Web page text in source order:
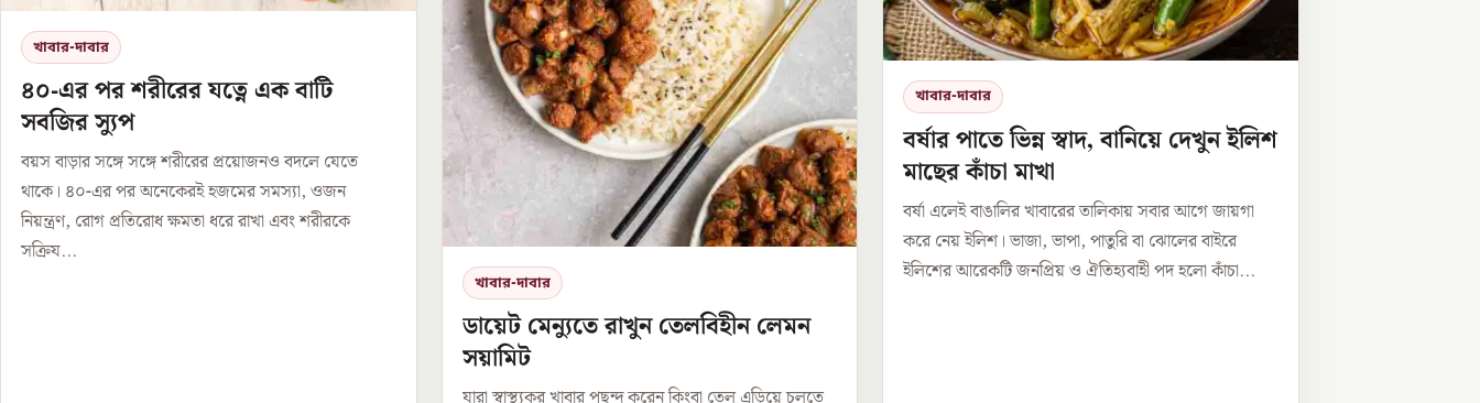
খাবার-দাবার
৪০-এর পর শরীরের যত্নে এক বাটি
সবজির স্যুপ
বয়স বাড়ার সঙ্গে সঙ্গে শরীরের প্রয়োজনও বদলে যেতে
থাকে। ৪০-এর পর অনেকেরই হজমের সমস্যা, ওজন
নিয়ন্ত্রণ, রোগ প্রতিরোধ ক্ষমতা ধরে রাখা এবং শরীরকে
সক্রিয...
খাবার-দাবার
ডায়েট মেন্যুতে রাখুন তেলবিহীন লেমন
সয়ামিট
খাবার-দাবার
বর্ষার পাতে ভিন্ন স্বাদ, বানিয়ে দেখুন ইলিশ
মাছের কাঁচা মাখা
বর্ষা এলেই বাঙালির খাবারের তালিকায় সবার আগে জায়গা
করে নেয় ইলিশ। ভাজা, ভাপা, পাতুরি বা ঝোলের বাইরে
ইলিশের আরেকটি জনপ্রিয় ও ঐতিহ্যবাহী পদ হলো কাঁচা...